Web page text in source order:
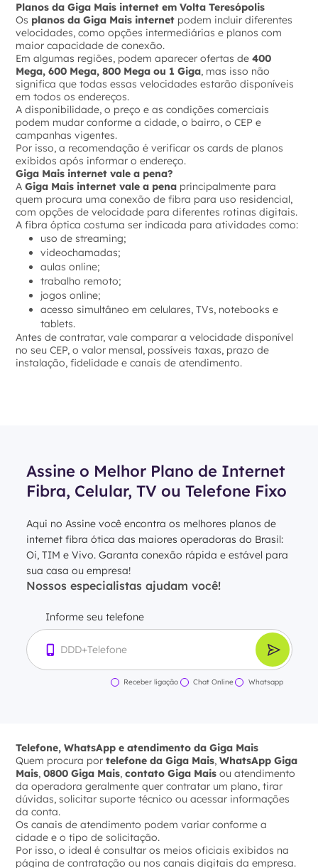
Planos da Giga Mais internet em Volta Teresópolis
Os planos da Giga Mais internet podem incluir diferentes
velocidades, como opções intermediárias e planos com
maior capacidade de conexão.
Em algumas regiões, podem aparecer ofertas de400
Mega, 600 Mega, 800 Mega ou 1 Giga, mas isso não
significa que todas essas velocidades estarão disponíveis
em todos os endereços.
A disponibilidade, o preço e as condições comerciais
podem mudar conforme a cidade, o bairro, o CEP e
campanhas vigentes.
Por isso, a recomendação é verificar os cards de planos
exibidos após informar o endereço.
Giga Mais internet vale a pena?
AGiga Mais internet vale a pena principalmente para
quem procura uma conexão de fibra para uso residencial,
com opções de velocidade para diferentes rotinas digitais.
A fibra óptica costuma ser indicada para atividades como:
uso de streaming;
videochamadas;
aulas online;
trabalho remoto;
jogos online;
acesso simultâneo em celulares, TVs, notebooks e
tablets.
Antes de contratar, vale comparar a velocidade disponível
no seu CEP, o valor mensal, possíveis taxas, prazo de
instalação, fidelidade e canais de atendimento.
Assine o Melhor Plano de Internet
Fibra, Celular, TV ou Telefone Fixo
Aqui no Assine você encontra os melhores planos de
internet fibra ótica das maiores operadoras do Brasil:
Oi, TIM e Vivo. Garanta conexão rápida e estável para
sua casa ou empresa!
Nossos especialistas ajudam você!
Informe seu telefone
Receber ligação Chat Online Whatsapp
Telefone, WhatsApp e atendimento da Giga Mais
Quem procura portelefone da Giga Mais,WhatsApp Giga
Mais,0800 Giga Mais,contato Giga Mais ou atendimento
da operadora geralmente quer contratar um plano, tirar
dúvidas, solicitar suporte técnico ou acessar informações
da conta.
Os canais de atendimento podem variar conforme a
cidade e o tipo de solicitação.
Por isso, o ideal é consultar os meios oficiais exibidos na
página de contratação ou nos canais digitais da empresa.